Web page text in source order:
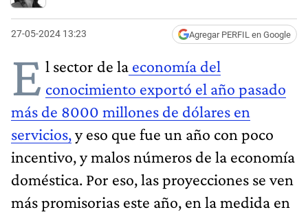
27-05-2024 13:23 Agregar PERFIL en Google
E l sector de la economía del
conocimiento exportó el año pasado
más de 8000 millones de dólares en
servicios,y eso que fue un año con poco
incentivo, y malos números de la economía
doméstica. Por eso, las proyecciones se ven
más promisorias este año, en la medida en